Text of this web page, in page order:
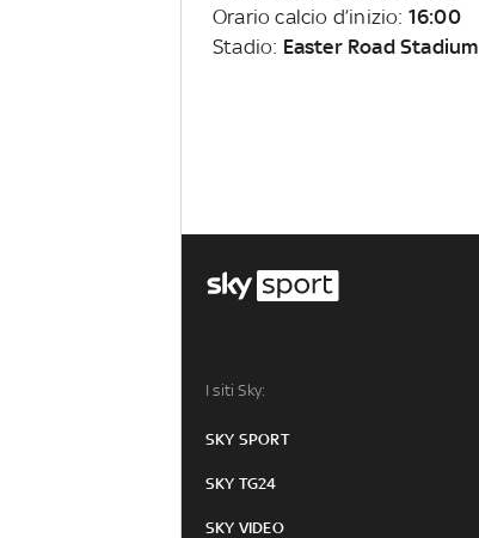
Orario calcio d’inizio: 16:00
Stadio: Easter Road Stadium
I siti Sky:
SKY SPORT
SKY TG24
SKY VIDEO